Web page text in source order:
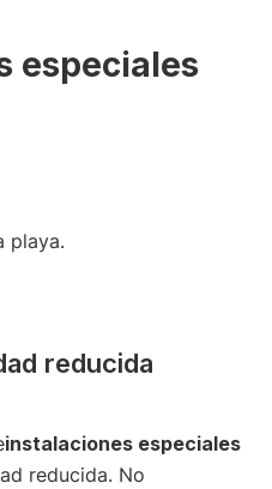
especiales
playa.
reducida
instalaciones especiales
reducida. No